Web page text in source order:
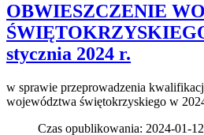
OBWIESZCZENIE
stycznia 2024 r.
w sprawie przeprowadzenia
województwa świętokrzyskiego w
Czas opublikowania: 2024-01-